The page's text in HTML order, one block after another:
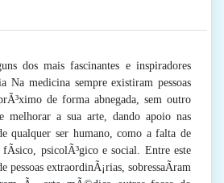
dos mais fascinantes e inspiradores
Na medicina sempre existiram pessoas
de forma abnegada, sem outro
melhorar a sua arte, dando apoio nas
qualquer ser humano, como a falta de
fÃ­sico, psicolÃ³gico e social. Entre este
pessoas extraordinÃ¡rias, sobressaÃ­ram